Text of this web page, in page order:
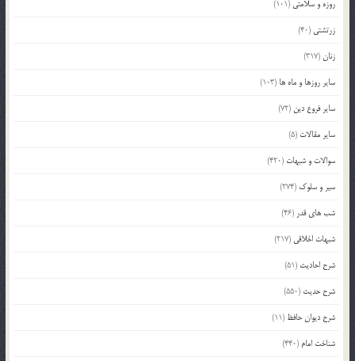
روزه و سلامتی (101)
زرتشتی (40)
زنان(317)
سایر روزها و ماه ها (103)
سایر فروع دین (72)
سایر مقالات (5)
سوالات و شبهات (420)
سیر و سلوک (274)
شب های قدر (46)
شبهات اخلاقی (217)
شرح احادیث (51)
شرح حدیث (550)
شرح دیوان حافظ (11)
شناخت امام (440)